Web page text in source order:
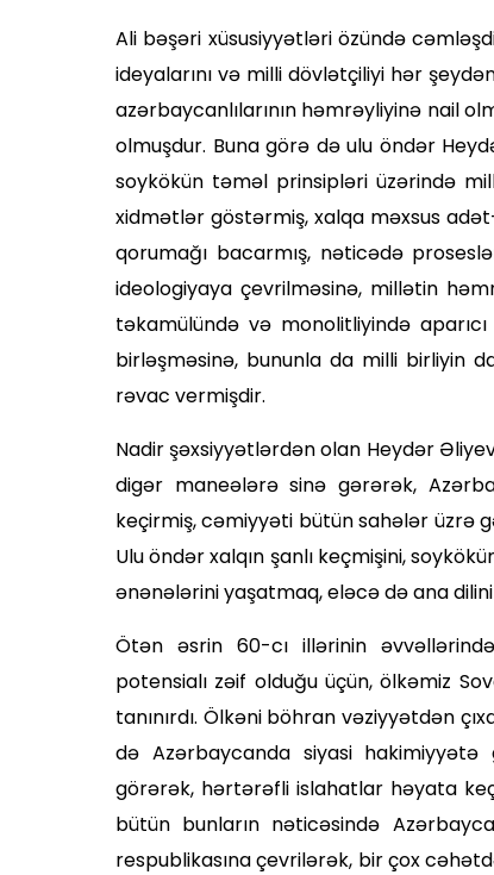
Ali bəşəri xüsusiyyətləri özündə
ideyalarını və milli dövlətçiliyi hər
azərbaycanlılarının həmrəyliyinə nail
olmuşdur. Buna görə də ulu öndər
soykökün təməl prinsipləri üzərində
xidmətlər göstərmiş, xalqa məxsus
qorumağı bacarmış, nəticədə
ideologiyaya çevrilməsinə, millətin
təkamülündə və monolitliyində
birləşməsinə, bununla da milli birliyin
rəvac vermişdir.
Nadir şəxsiyyətlərdən olan Heydər
digər maneələrə sinə gərərək,
keçirmiş, cəmiyyəti bütün sahələr üzrə
Ulu öndər xalqın şanlı keç­mişini,
ənənələrini yaşatmaq, eləcə də ana
Ötən əsrin 60-cı illərinin
potensialı zəif olduğu üçün, ölkəmiz
tanınırdı. Ölkəni böhran vəziyyətdən
də Azərbaycanda siyasi
görərək, hərtərəfli islahatlar həyata
bütün bunların nəticəsində
respublikasına çevrilərək, bir çox